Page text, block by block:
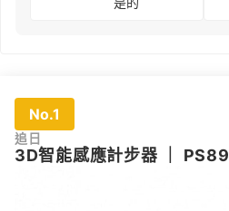
No.1
追日
3D智能感應計步器 PS89